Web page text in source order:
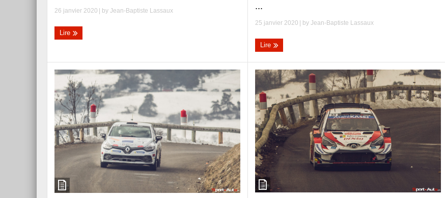
26 janvier 2020 | by Jean-Baptiste Lassaux
Lire
...
25 janvier 2020 | byJean-Baptiste Lassaux
Lire